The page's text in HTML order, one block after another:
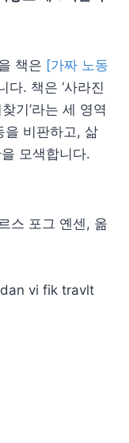
책은 [가짜 노동
다. 책은 ‘사라진
찾기’라는 세 영역
을 비판하고, 삶
모색합니다.
스 포그 옌센, 옮
vi fik travlt